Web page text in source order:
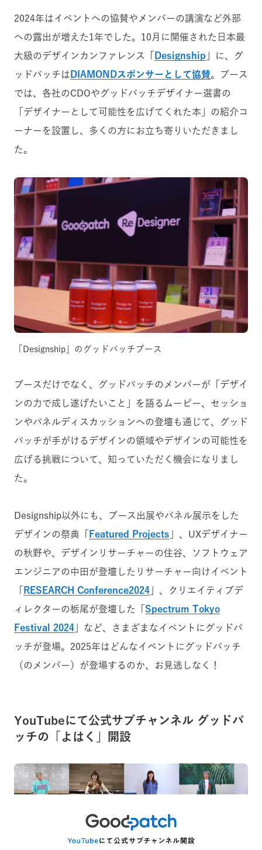
2024年はイベントへの協賛やメンバーの講演など外部
への露出が増えた1年でした。 10月に開催された日本最
大級のデザインカンファレンス「
Designship 」に、グ
ッドパッチは DIAMONDスポンサーとして協賛。ブース
では、各社のCDOやグッドパッチデザイナー選書の
「デザイナーとして可能性を広げてくれた本」の紹介コ
ーナーを設置し、多くの方にお立ち寄りいただきまし
た。
「Designship」のグッドパッチブース
ブースだけでなく、グッドパッチのメンバーが「デザイ
ンの力で成し遂げたいこと」を語るムービー、セッショ
ンやパネルディスカッションへの登壇も通じて、グッド
パッチが手がけるデザインの領域やデザインの可能性を
広げる挑戦について、知っていただく機会になりまし
た。
Designship以外にも、ブース出展やパネル展示をした
デザインの祭典「
Featured Projects 」、UXデザイナー
の秋野や、デザインリサーチャーの住谷、ソフトウェア
エンジニアの中田が登壇したリサーチャー向けイベント
RESEARCH Conference2024 」、クリエイティブデ
ィレクターの栃尾が登壇した「 Spectrum Tokyo
Festival 2024 」など、さまざまなイベントにグッドパ
ッチが登場。2025年はどんなイベントにグッドパッチ
（のメンバー）が登場するのか、お見逃しなく！
YouTubeにて公式サブチャンネル グッドパ
ッチの「よはく」開設